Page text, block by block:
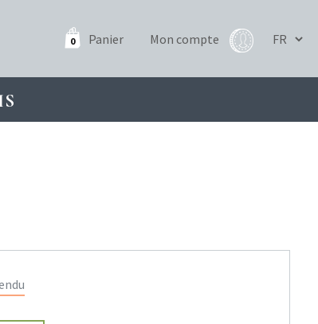
0 Panier Mon compte